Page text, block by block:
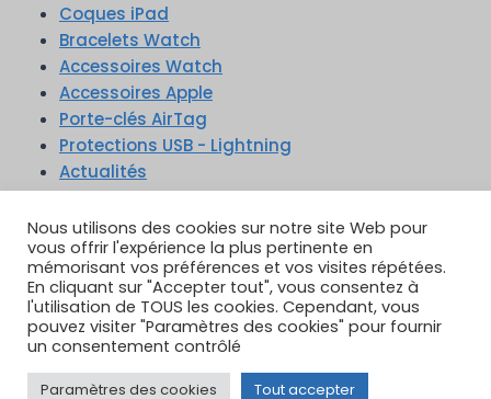
Coques iPad
Bracelets Watch
Accessoires Watch
Accessoires Apple
Porte-clés AirTag
Protections USB - Lightning
Actualités
TikTok YouTube
Google Reviews
Instagram
Nous utilisons des cookies sur notre site Web pour
vous offrir l'expérience la plus pertinente en
mémorisant vos préférences et vos visites répétées.
En cliquant sur "Accepter tout", vous consentez à
l'utilisation de TOUS les cookies. Cependant, vous
pouvez visiter "Paramètres des cookies" pour fournir
un consentement contrôlé
Paramètres des cookies Tout accepter